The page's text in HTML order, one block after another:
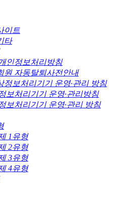
이트
타
인정보처리방침
원 자동탈퇴사전안내
정보처리기기 운영·관리 방침
보처리기기 운영·관리방침
보처리기기 운영·관리 방침
1유형
2유형
3유형
4유형